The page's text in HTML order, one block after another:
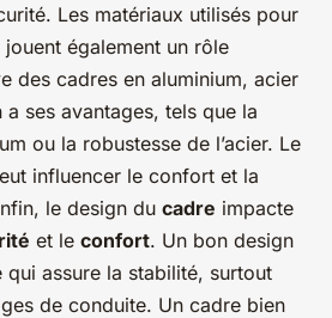
Les matériaux utilisés pour
également un rôle
des cadres en aluminium, acier
ses avantages, tels que la
ou la robustesse de l’acier. Le
influencer le confort et la
le design du cadre impacte
et le confort. Un bon design
qui assure la stabilité, surtout
de conduite. Un cadre bien